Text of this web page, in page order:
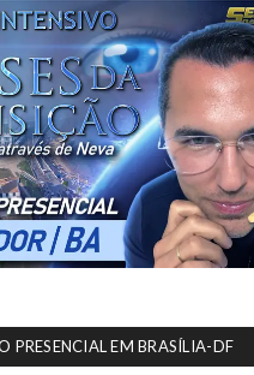
PRESENCIAL EM BRASÍLIA-DF